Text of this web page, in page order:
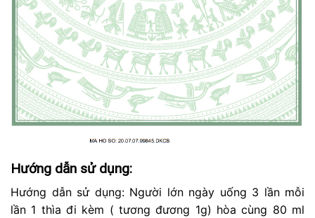
Hướng dẫn sử dụng:
Hướng dẫn sử dụng: Người lớn ngày uống 3 lần mỗi
lần 1 thìa đi kèm ( tương đương 1g) hòa cùng 80 ml